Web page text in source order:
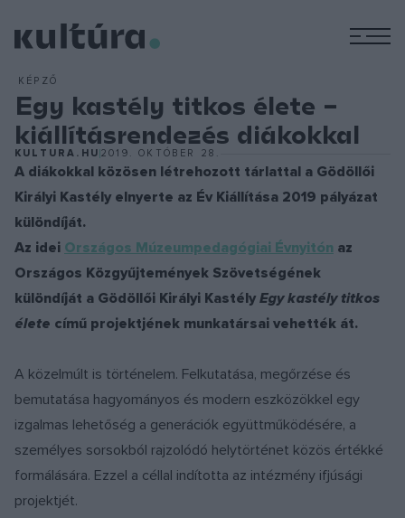
KÉPZŐ
Egy kastély titkos élete –
kiállításrendezés diákokkal
KULTURA.HU 2019. OKTÓBER 28.
A diákokkal közösen létrehozott tárlattal a Gödöllői
Királyi Kastély elnyerte az Év Kiállítása 2019 pályázat
különdíját.
Az idei Országos Múzeumpedagógiai Évnyitón az
Országos Közgyűjtemények Szövetségének
különdíját a Gödöllői Királyi Kastély Egy kastély titkos
élete című projektjének munkatársai vehették át.
A közelmúlt is történelem. Felkutatása, megőrzése és
bemutatása hagyományos és modern eszközökkel egy
izgalmas lehetőség a generációk együttműködésére, a
személyes sorsokból rajzolódó helytörténet közös értékké
formálására. Ezzel a céllal indította az intézmény ifjúsági
projektjét.